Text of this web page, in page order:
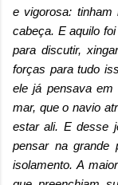
e vigorosa:
cabeça. E aquilo
para discutir,
forças para tudo
ele já pensava em
mar, que o navio
estar ali. E desse
pensar na grande
isolamento. A